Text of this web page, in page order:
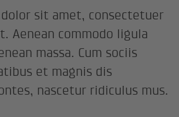
dolor sit amet, consectetuer
Aenean commodo ligula
massa. Cum sociis
et magnis dis
nascetur ridiculus mus.